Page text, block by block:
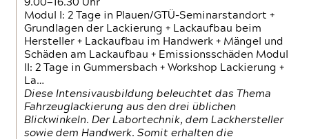
9.00—16.30 Uhr
Modul I: 2 Tage in Plauen/GTÜ-Seminarstandort +
Grundlagen der Lackierung + Lackaufbau beim
Hersteller + Lackaufbau im Handwerk + Mängel und
Schäden am Lackaufbau + Emissionsschäden Modul
II: 2 Tage in Gummersbach + Workshop Lackierung +
La…
Diese Intensivausbildung beleuchtet das Thema
Fahrzeuglackierung aus den drei üblichen
Blickwinkeln. Der Labortechnik, dem Lackhersteller
sowie dem Handwerk. Somit erhalten die